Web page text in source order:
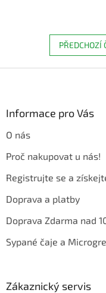
PŘEDCHOZÍ
Informace pro Vás
O nás
Proč nakupovat u nás!
Registrujte se a
Doprava a platby
Doprava Zdarma nad
Sypané čaje a
Zákaznický servis